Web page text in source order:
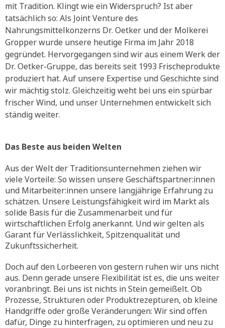
mit Tradition. Klingt wie ein Widerspruch? Ist aber
tatsächlich so: Als Joint Venture des
Nahrungsmittelkonzerns Dr. Oetker und der Molkerei
Gropper wurde unsere heutige Firma im Jahr 2018
gegründet. Hervorgegangen sind wir aus einem Werk der
Dr. Oetker-Gruppe, das bereits seit 1993 Frischeprodukte
produziert hat. Auf unsere Expertise und Geschichte sind
wir mächtig stolz. Gleichzeitig weht bei uns ein spürbar
frischer Wind, und unser Unternehmen entwickelt sich
ständig weiter.
Das Beste aus beiden Welten
Aus der Welt der Traditionsunternehmen ziehen wir
viele Vorteile: So wissen unsere Geschäftspartner:innen
und Mitarbeiter:innen unsere langjährige Erfahrung zu
schätzen. Unsere Leistungsfähigkeit wird im Markt als
solide Basis für die Zusammenarbeit und für
wirtschaftlichen Erfolg anerkannt. Und wir gelten als
Garant für Verlässlichkeit, Spitzenqualität und
Zukunftssicherheit.
Doch auf den Lorbeeren von gestern ruhen wir uns nicht
aus. Denn gerade unsere Flexibilität ist es, die uns weiter
voranbringt. Bei uns ist nichts in Stein gemeißelt. Ob
Prozesse, Strukturen oder Produktrezepturen, ob kleine
Handgriffe oder große Veränderungen: Wir sind offen
dafür, Dinge zu hinterfragen, zu optimieren und neu zu